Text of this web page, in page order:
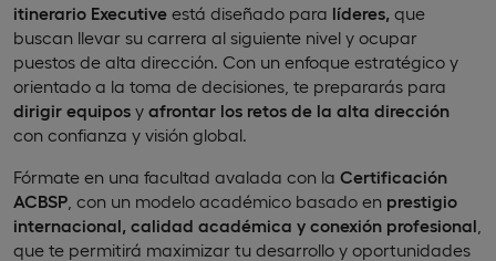
itinerario Executive está diseñado para líderes, que
buscan llevar su carrera al siguiente nivel y ocupar
puestos de alta dirección. Con un enfoque estratégico y
orientado a la toma de decisiones, te prepararás para
dirigir equipos y afrontar los retos de la alta dirección
con confianza y visión global.
Fórmate en una facultad avalada con la Certificación
ACBSP , con un modelo académico basado en prestigio
internacional, calidad académica y conexión profesional
que te permitirá maximizar tu desarrollo y oportunidades